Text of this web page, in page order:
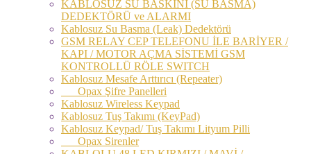
KABLOSUZ SU BASKINI (SU BASMA)
DEDEKTÖRÜ ve ALARMI
Kablosuz Su Basma (Leak) Dedektörü
GSM RELAY CEP TELEFONU İLE BARİYER /
KAPI / MOTOR AÇMA SİSTEMİ GSM
KONTROLLÜ RÖLE SWITCH
Kablosuz Mesafe Arttırıcı (Repeater)
Opax Şifre Panelleri
Kablosuz Wireless Keypad
Kablosuz Tuş Takımı (KeyPad)
Kablosuz Keypad/ Tuş Takımı Lityum Pilli
Opax Sirenler